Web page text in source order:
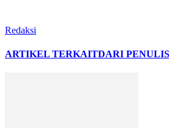
Redaksi
ARTIKEL TERKAITDARI PENULIS